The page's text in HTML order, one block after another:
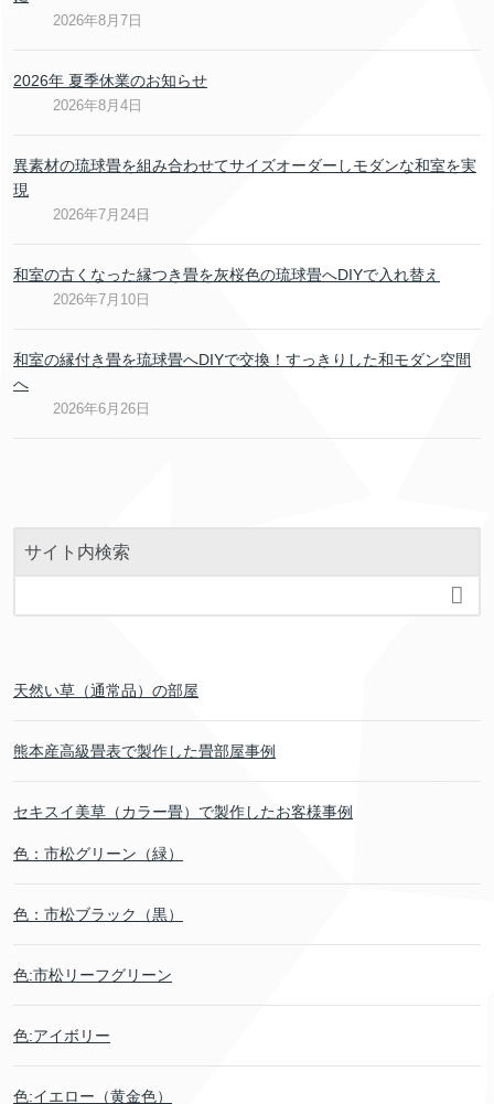
2026年8月7日
2026年 夏季休業のお知らせ
2026年8月4日
異素材の琉球畳を組み合わせてサイズオーダーしモダンな和室を実
現
2026年7月24日
和室の古くなった縁つき畳を灰桜色の琉球畳へDIYで入れ替え
2026年7月10日
和室の縁付き畳を琉球畳へDIYで交換！すっきりした和モダン空間
へ
2026年6月26日
サイト内検索

天然い草（通常品）の部屋
熊本産高級畳表で製作した畳部屋事例
セキスイ美草（カラー畳）で製作したお客様事例
色：市松グリーン（緑）
色：市松ブラック（黒）
色:市松リーフグリーン
色:アイボリー
色:イエロー（黄金色）